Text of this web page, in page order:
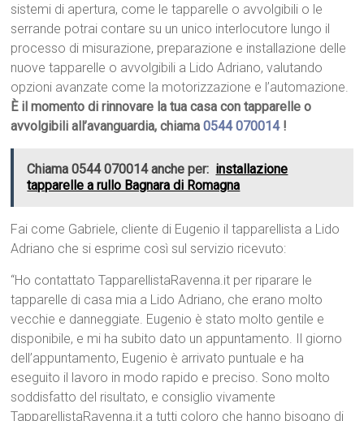
sistemi di apertura, come le tapparelle o avvolgibili o le
serrande potrai contare su un unico interlocutore lungo il
processo di misurazione, preparazione e installazione delle
nuove tapparelle o avvolgibili a Lido Adriano, valutando
opzioni avanzate come la motorizzazione e l’automazione.
È il momento di rinnovare la tua casa con tapparelle o
avvolgibili all’avanguardia, chiama0544 070014!
Chiama 0544 070014 anche per: installazione
tapparelle a rullo Bagnara di Romagna
Fai come Gabriele, cliente di Eugenio il tapparellista a Lido
Adriano che si esprime così sul servizio ricevuto:
“Ho contattato TapparellistaRavenna.it per riparare le
tapparelle di casa mia a Lido Adriano, che erano molto
vecchie e danneggiate. Eugenio è stato molto gentile e
disponibile, e mi ha subito dato un appuntamento. Il giorno
dell’appuntamento, Eugenio è arrivato puntuale e ha
eseguito il lavoro in modo rapido e preciso. Sono molto
soddisfatto del risultato, e consiglio vivamente
TapparellistaRavenna.it a tutti coloro che hanno bisogno di